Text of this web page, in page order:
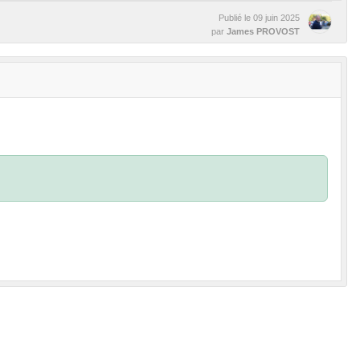
Publié le 09 juin 2025
par James PROVOST